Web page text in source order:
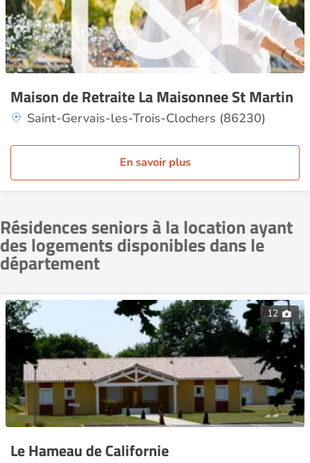
Maison de Retraite La Maisonnee St Martin
Saint-Gervais-les-Trois-Clochers (86230)
En savoir plus
Résidences seniors à la location ayant
des logements disponibles dans le
département
12
Le Hameau de Californie